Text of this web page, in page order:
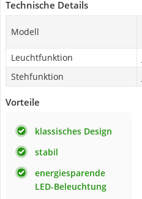
Technische Details
Modell
Leuchtfunktion
Stehfunktion
Vorteile
klassisches Design
stabil
energiesparende
LED-Beleuchtung